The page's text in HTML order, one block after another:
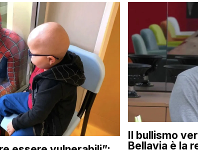
Il bullismo
Bellavia è la